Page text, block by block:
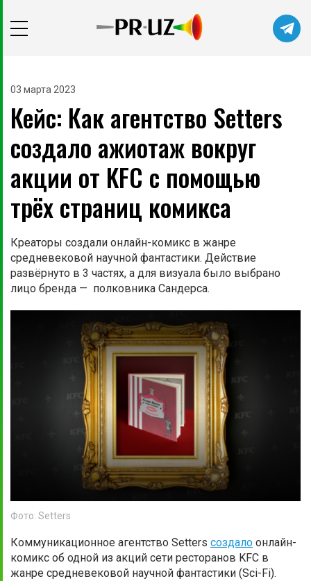
Не сейчас Подписаться
03 марта 2023
Кейс: Как агентство Setters
создало ажиотаж вокруг
акции от KFC с помощью
трёх страниц комикса
Креаторы создали онлайн-комикс в жанре
средневековой научной фантастики. Действие
развёрнуто в 3 частях, а для визуала было выбрано
лицо бренда — полковника Сандерса.
Фото: Setters
Коммуникационное агентство Setters создало онлайн-
комикс об одной из акций сети ресторанов KFC в
жанре средневековой научной фантастики (Sci-Fi).